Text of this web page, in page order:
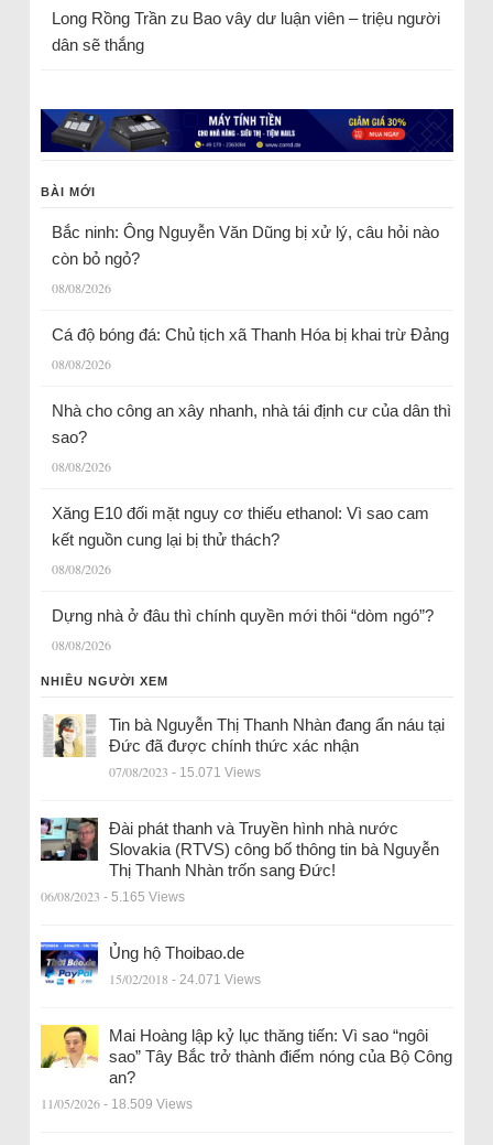
Long Rồng Trầnzu Bao vây dư luận viên – triệu người
dân sẽ thắng
BÀI MỚI
Bắc ninh: Ông Nguyễn Văn Dũng bị xử lý, câu hỏi nào
còn bỏ ngỏ?
08/08/2026
Cá độ bóng đá: Chủ tịch xã Thanh Hóa bị khai trừ Đảng
08/08/2026
Nhà cho công an xây nhanh, nhà tái định cư của dân thì
sao?
08/08/2026
Xăng E10 đối mặt nguy cơ thiếu ethanol: Vì sao cam
kết nguồn cung lại bị thử thách?
08/08/2026
Dựng nhà ở đâu thì chính quyền mới thôi “dòm ngó”?
08/08/2026
NHIỀU NGƯỜI XEM
Tin bà Nguyễn Thị Thanh Nhàn đang ẩn náu tại
Đức đã được chính thức xác nhận
07/08/2023 - 15.071 Views
Đài phát thanh và Truyền hình nhà nước
Slovakia (RTVS) công bố thông tin bà Nguyễn
Thị Thanh Nhàn trốn sang Đức!
06/08/2023 - 5.165 Views
Ủng hộ Thoibao.de
15/02/2018 - 24.071 Views
Mai Hoàng lập kỷ lục thăng tiến: Vì sao “ngôi
sao” Tây Bắc trở thành điểm nóng của Bộ Công
an?
11/05/2026 - 18.509 Views